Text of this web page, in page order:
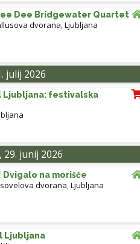
Dee Bridgewater Quartet
dvorana,Ljubljana
julij 2026
Ljubljana: festivalska
junij 2026
Dvigalo na morišče
dvorana,Ljubljana
Ljubljana